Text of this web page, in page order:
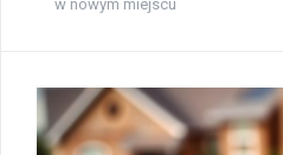
w nowym miejscu